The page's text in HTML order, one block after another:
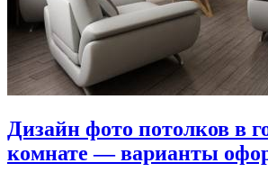
Дизайн фото потолков в
комнате — варианты